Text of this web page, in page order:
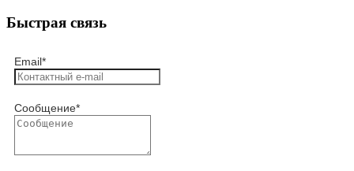
Быстрая связь
Email*
Сообщение*